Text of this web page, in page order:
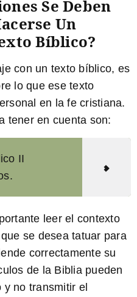
Se Deben
Un
Bíblico?
con un texto bíblico, es
lo que ese texto
en la fe cristiana.
tener en cuenta son:
II
leer el contexto
se desea tatuar para
correctamente su
de la Biblia pueden
y no transmitir el